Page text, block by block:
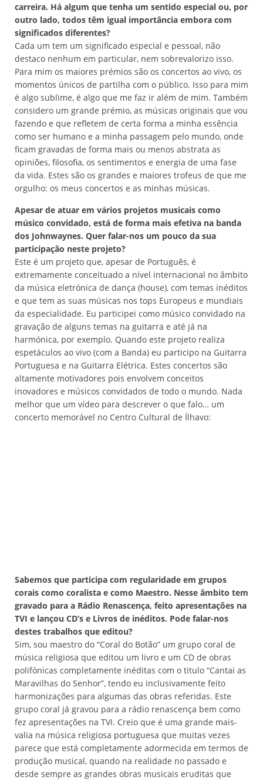
carreira. Há algum que tenha um sentido especial ou, por
outro lado, todos têm igual importância embora com
significados diferentes?
Cada um tem um significado especial e pessoal, não
destaco nenhum em particular, nem sobrevalorizo isso.
Para mim os maiores prémios são os concertos ao vivo, os
momentos únicos de partilha com o público. Isso para mim
é algo sublime, é algo que me faz ir além de mim. Também
considero um grande prémio, as músicas originais que vou
fazendo e que refletem de certa forma a minha essência
como ser humano e a minha passagem pelo mundo, onde
ficam gravadas de forma mais ou menos abstrata as
opiniões, filosofia, os sentimentos e energia de uma fase
da vida. Estes são os grandes e maiores trofeus de que me
orgulho: os meus concertos e as minhas músicas.
Apesar de atuar em vários projetos musicais como
músico convidado, está de forma mais efetiva na banda
dos Johnwaynes. Quer falar-nos um pouco da sua
participação neste projeto?
Este é um projeto que, apesar de Português, é
extremamente conceituado a nível internacional no âmbito
da música eletrónica de dança (house), com temas inéditos
e que tem as suas músicas nos tops Europeus e mundiais
da especialidade. Eu participei como músico convidado na
gravação de alguns temas na guitarra e até já na
harmónica, por exemplo. Quando este projeto realiza
espetáculos ao vivo (com a Banda) eu participo na Guitarra
Portuguesa e na Guitarra Elétrica. Estes concertos são
altamente motivadores pois envolvem conceitos
inovadores e músicos convidados de todo o mundo. Nada
melhor que um vídeo para descrever o que falo… um
concerto memorável no Centro Cultural de Ílhavo:
Sabemos que participa com regularidade em grupos
corais como coralista e como Maestro. Nesse âmbito tem
gravado para a Rádio Renascença, feito apresentações na
TVI e lançou CD’s e Livros de inéditos. Pode falar-nos
destes trabalhos que editou?
Sim, sou maestro do “Coral do Botão” um grupo coral de
música religiosa que editou um livro e um CD de obras
polifónicas completamente inéditas com o titulo “Cantai as
Maravilhas do Senhor”, tendo eu inclusivamente feito
harmonizações para algumas das obras referidas. Este
grupo coral já gravou para a rádio renascença bem como
fez apresentações na TVI. Creio que é uma grande mais-
valia na música religiosa portuguesa que muitas vezes
parece que está completamente adormecida em termos de
produção musical, quando na realidade no passado e
desde sempre as grandes obras musicais eruditas que